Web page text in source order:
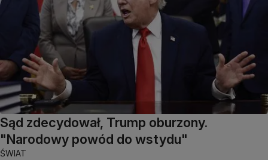
Sąd zdecydował, Trump oburzony.
"Narodowy powód do wstydu"
ŚWIAT